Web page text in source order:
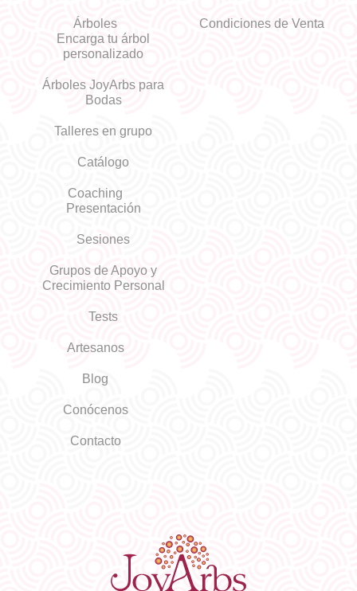
Árboles
Encarga tu árbol
personalizado
Árboles JoyArbs para
Bodas
Talleres en grupo
Catálogo
Coaching
Presentación
Sesiones
Grupos de Apoyo y
Crecimiento Personal
Tests
Artesanos
Blog
Conócenos
Contacto
Condiciones de Venta